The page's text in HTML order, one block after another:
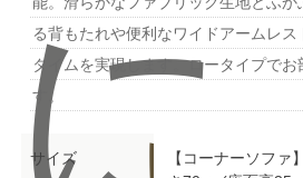
に
る背もたれや便利なワイドアームレ
タイムを実現します。ロータイプでお
す。
サイズ
【コーナーソファ